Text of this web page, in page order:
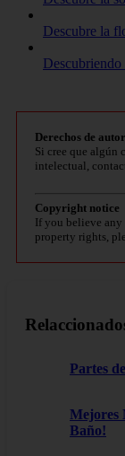
Descubre la
Derechos de autor
Si cree que algún
intelectual,
Copyright notice
If you believe
property rights,
Partes
Mejores
Baño!